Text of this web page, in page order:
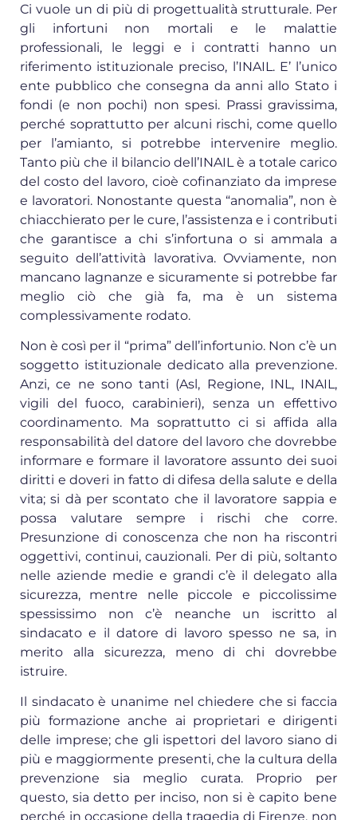
Ci vuole un di più di progettualità strutturale. Per
gli infortuni non mortali e le malattie
professionali, le leggi e i contratti hanno un
riferimento istituzionale preciso, l’INAIL. E’ l’unico
ente pubblico che consegna da anni allo Stato i
fondi (e non pochi) non spesi. Prassi gravissima,
perché soprattutto per alcuni rischi, come quello
per l’amianto, si potrebbe intervenire meglio.
Tanto più che il bilancio dell’INAIL è a totale carico
del costo del lavoro, cioè cofinanziato da imprese
e lavoratori. Nonostante questa “anomalia”, non è
chiacchierato per le cure, l’assistenza e i contributi
che garantisce a chi s’infortuna o si ammala a
seguito dell’attività lavorativa. Ovviamente, non
mancano lagnanze e sicuramente si potrebbe far
meglio ciò che già fa, ma è un sistema
complessivamente rodato.
Non è così per il “prima” dell’infortunio. Non c’è un
soggetto istituzionale dedicato alla prevenzione.
Anzi, ce ne sono tanti (Asl, Regione, INL, INAIL,
vigili del fuoco, carabinieri), senza un effettivo
coordinamento. Ma soprattutto ci si affida alla
responsabilità del datore del lavoro che dovrebbe
informare e formare il lavoratore assunto dei suoi
diritti e doveri in fatto di difesa della salute e della
vita; si dà per scontato che il lavoratore sappia e
possa valutare sempre i rischi che corre.
Presunzione di conoscenza che non ha riscontri
oggettivi, continui, cauzionali. Per di più, soltanto
nelle aziende medie e grandi c’è il delegato alla
sicurezza, mentre nelle piccole e piccolissime
spessissimo non c’è neanche un iscritto al
sindacato e il datore di lavoro spesso ne sa, in
merito alla sicurezza, meno di chi dovrebbe
istruire.
Il sindacato è unanime nel chiedere che si faccia
più formazione anche ai proprietari e dirigenti
delle imprese; che gli ispettori del lavoro siano di
più e maggiormente presenti, che la cultura della
prevenzione sia meglio curata. Proprio per
questo, sia detto per inciso, non si è capito bene
perché in occasione della tragedia di Firenze, non